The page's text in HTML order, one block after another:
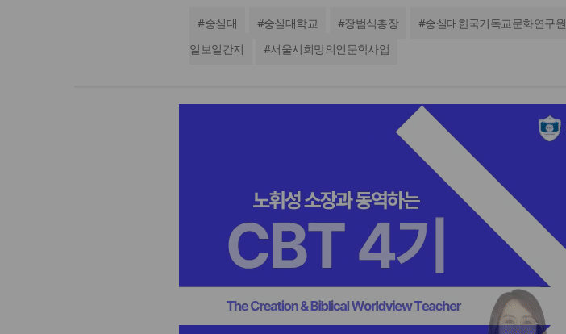
#숭실대 #숭실대학교 #장범식총장 #숭실대한국기독교문화연구원
일보일간지
#서울시희망의인문학사업